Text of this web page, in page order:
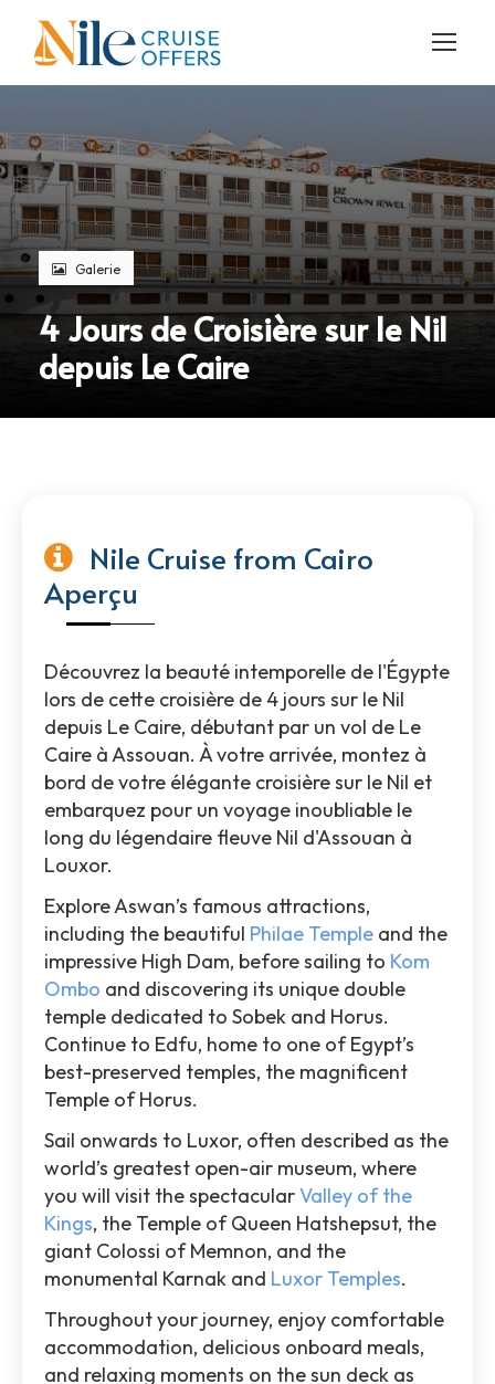
Galerie
4 Jours de Croisière sur le Nil
depuis Le Caire
Nile Cruise from Cairo
Aperçu
Découvrez la beauté intemporelle de l'Égypte
lors de cette croisière de 4 jours sur le Nil
depuis Le Caire, débutant par un vol de Le
Caire à Assouan. À votre arrivée, montez à
bord de votre élégante croisière sur le Nil et
embarquez pour un voyage inoubliable le
long du légendaire fleuve Nil d'Assouan à
Louxor.
Explore Aswan’s famous attractions,
including the beautiful Philae Temple and the
impressive High Dam, before sailing to Kom
Ombo and discovering its unique double
temple dedicated to Sobek and Horus.
Continue to Edfu, home to one of Egypt’s
best-preserved temples, the magnificent
Temple of Horus.
Sail onwards to Luxor, often described as the
world’s greatest open-air museum, where
you will visit the spectacularValley of the
Kings, the Temple of Queen Hatshepsut, the
giant Colossi of Memnon, and the
monumental Karnak and Luxor Temples.
Throughout your journey, enjoy comfortable
accommodation, delicious onboard meals,
and relaxing moments on the sun deck as